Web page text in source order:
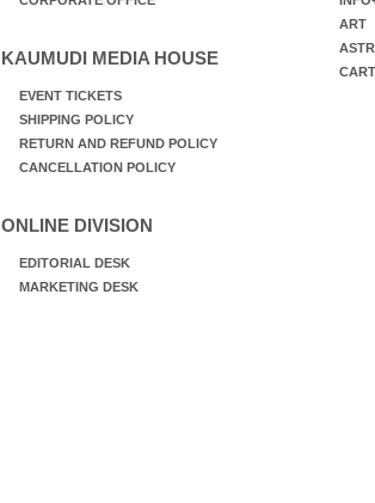
KAUMUDI MEDIA HOUSE
EVENT TICKETS
SHIPPING POLICY
RETURN AND REFUND POLICY
CANCELLATION POLICY
ONLINE DIVISION
EDITORIAL DESK
MARKETING DESK
ART